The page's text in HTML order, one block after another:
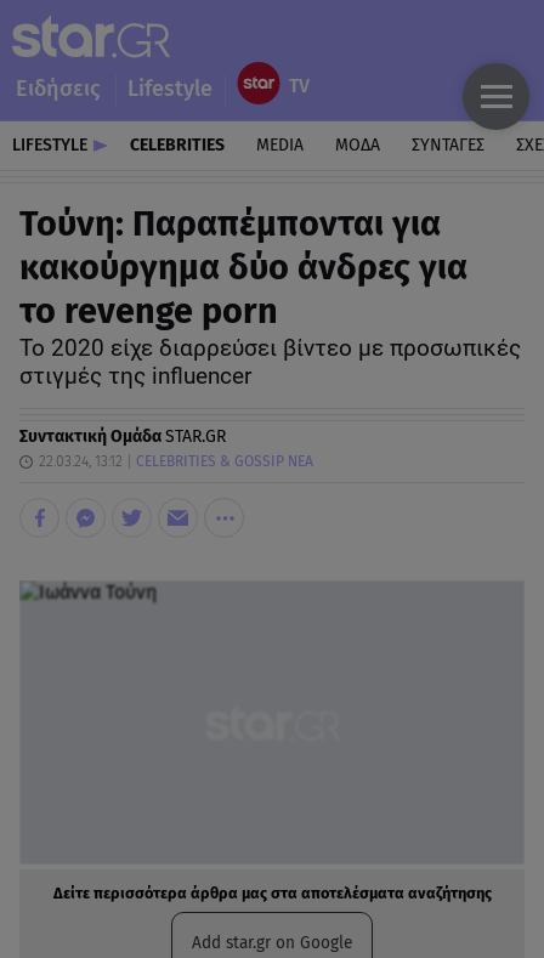
Ειδήσεις Lifestyle
LIFESTYLE CELEBRITIES MEDIA ΜΟΔΑ ΣΥΝΤΑΓΕΣ
Τούνη: Παραπέμπονται για
κακούργημα δύο άνδρες για
το revenge porn
To 2020 είχε διαρρεύσει βίντεο με προσωπικές
στιγμές της influencer
Συντακτική ΟμάδαSTAR.GR
22.03.24, 13:12 CELEBRITIES & GOSSIP ΝΕΑ
Δείτε περισσότερα άρθρα μας στα αποτελέσματα αναζήτησης
Add star.gr on Google